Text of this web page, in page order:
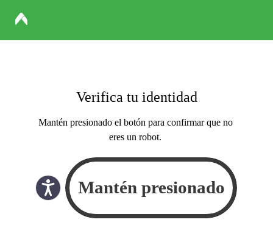
Verifica tu identidad
Mantén presionado el botón para confirmar que no
eres un robot.